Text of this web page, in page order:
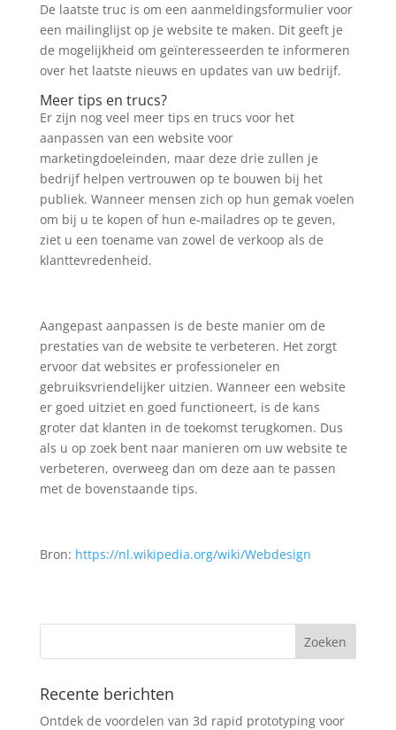
De laatste truc is om een ​​aanmeldingsformulier voor
een mailinglijst op je website te maken. Dit geeft je
de mogelijkheid om geïnteresseerden te informeren
over het laatste nieuws en updates van uw bedrijf.
Meer tips en trucs?
Er zijn nog veel meer tips en trucs voor het
aanpassen van een website voor
marketingdoeleinden, maar deze drie zullen je
bedrijf helpen vertrouwen op te bouwen bij het
publiek. Wanneer mensen zich op hun gemak voelen
om bij u te kopen of hun e-mailadres op te geven,
ziet u een toename van zowel de verkoop als de
klanttevredenheid.
Aangepast aanpassen is de beste manier om de
prestaties van de website te verbeteren. Het zorgt
ervoor dat websites er professioneler en
gebruiksvriendelijker uitzien. Wanneer een website
er goed uitziet en goed functioneert, is de kans
groter dat klanten in de toekomst terugkomen. Dus
als u op zoek bent naar manieren om uw website te
verbeteren, overweeg dan om deze aan te passen
met de bovenstaande tips.
Bron: https://nl.wikipedia.org/wiki/Webdesign
Recente berichten
Ontdek de voordelen van 3d rapid prototyping voor